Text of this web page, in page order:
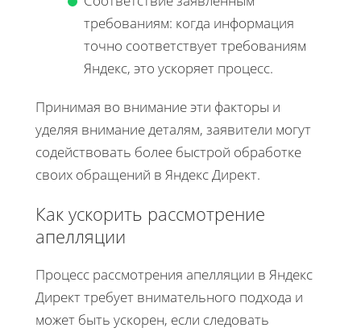
требованиям: когда информация
точно соответствует требованиям
Яндекс, это ускоряет процесс.
Принимая во внимание эти факторы и
уделяя внимание деталям, заявители могут
содействовать более быстрой обработке
своих обращений в Яндекс Директ.
Как ускорить рассмотрение
апелляции
Процесс рассмотрения апелляции в Яндекс
Директ требует внимательного подхода и
может быть ускорен, если следовать